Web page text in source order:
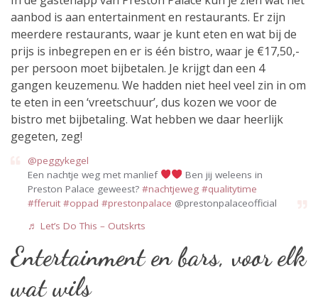
aanbod is aan entertainment en restaurants. Er zijn
meerdere restaurants, waar je kunt eten en wat bij de
prijs is inbegrepen en er is één bistro, waar je €17,50,-
per persoon moet bijbetalen. Je krijgt dan een 4
gangen keuzemenu. We hadden niet heel veel zin in om
te eten in een ‘vreetschuur’, dus kozen we voor de
bistro met bijbetaling. Wat hebben we daar heerlijk
gegeten, zeg!
@peggykegel
Een nachtje weg met manlief
Ben jij weleens in
Preston Palace geweest? #nachtjeweg #qualitytime
#fferuit #oppad #prestonpalace @prestonpalaceofficial
♬ Let’s Do This – Outskrts
Entertainment en bars, voor elk
wat wils